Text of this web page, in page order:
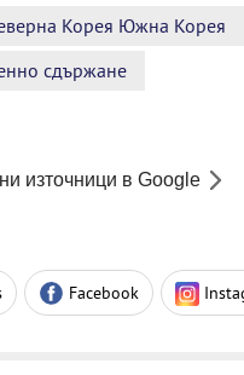
Корея Южна Корея
сдържане
източници в Google
Facebook